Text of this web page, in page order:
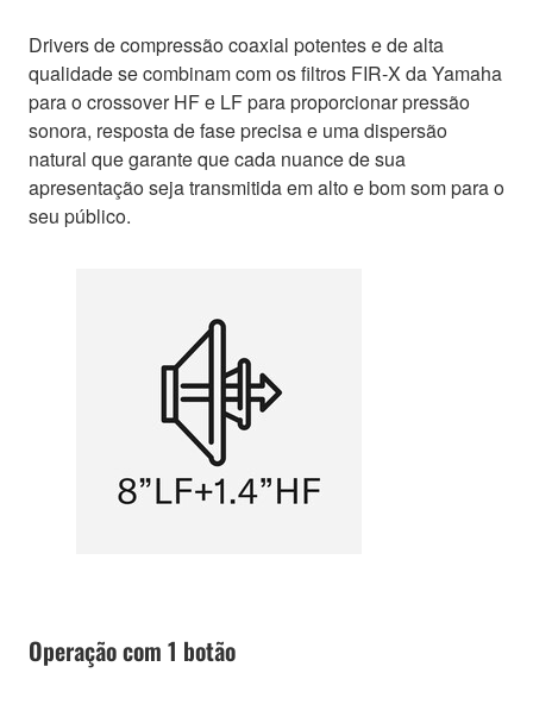
Drivers de compressão coaxial potentes e de alta
qualidade se combinam com os filtros FIR-X da Yamaha
para o crossover HF e LF para proporcionar pressão
sonora, resposta de fase precisa e uma dispersão
natural que garante que cada nuance de sua
apresentação seja transmitida em alto e bom som para o
seu público.
Operação com 1 botão